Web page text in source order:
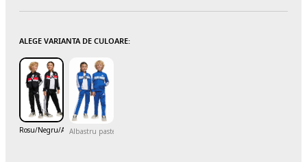
ALEGE VARIANTA DE CULOARE:
Rosu/Negru/Alb opticAlbastru pastel/Albastru royal/Alb optic